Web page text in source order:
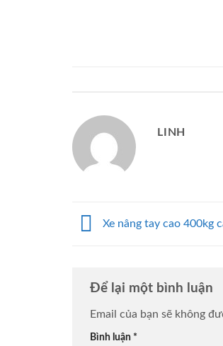
LINH
Xe nâng tay cao 400kg
Để lại một bình luận
Email của bạn sẽ không
Bình luận *